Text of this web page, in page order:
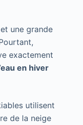
une grande
exactement
en hiver
utilisent
de la neige